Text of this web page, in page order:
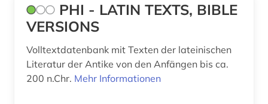
PHI - LATIN TEXTS, BIBLE
VERSIONS
Volltextdatenbank mit Texten der lateinischen
Literatur der Antike von den Anfängen bis ca.
200 n.Chr. Mehr Informationen